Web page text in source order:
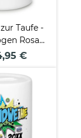
Taufe -
Rosa
und
€